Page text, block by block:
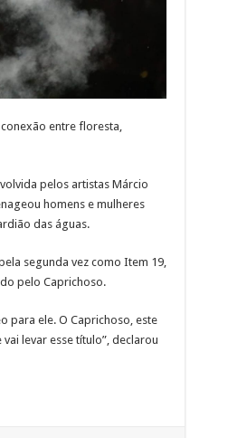
entre floresta,
pelos artistas Márcio
homens e mulheres
das águas.
segunda vez como Item 19,
pelo Caprichoso.
para ele. O Caprichoso, este
levar esse título”, declarou